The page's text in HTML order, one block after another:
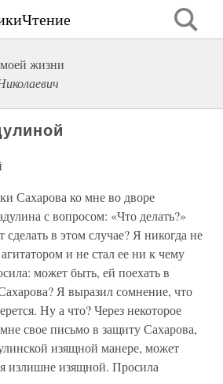
жизни
Сахарова ко мне во дворе
с вопросом: «Что делать?»
в этом случае? Я никогда не
и не стал ее ни к чему
может быть, ей поехать в
Я выразил сомнение, что
Ну а что? Через некоторое
свое письмо в защиту Сахарова,
изящной манере, может
излишне изящной. Просила